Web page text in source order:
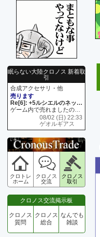
眠らない大陸クロノス 新着取
引
合成アクセサリ・他
売ります
Re[6]: +5ルシエルのネックレス
ゲーム内で売れましたので 在庫がネク1 リング4 となります リングのお値段は80G といたします
08/02 (日) 22:33
ゲオルギアス
クロトレ
ホーム
クロノス
交流
クロノス
取引
クロノス交流掲示板
クロノス
質問
クロノス
総合
なんでも
雑談